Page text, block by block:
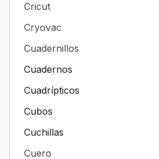
Cricut
Cryovac
Cuadernillos
Cuadernos
Cuadrípticos
Cubos
Cuchillas
Cuero